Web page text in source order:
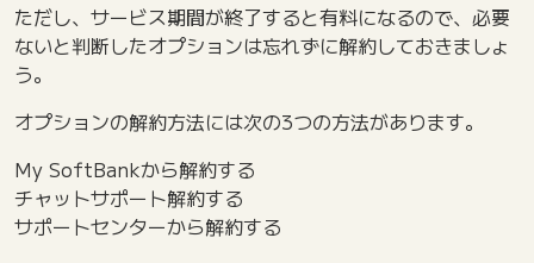
ただし、サービス期間が終了すると有料になるので、必要
ないと判断したオプションは忘れずに解約しておきましょ
う。
オプションの解約方法には次の3つの方法があります。
My SoftBankから解約する
チャットサポート解約する
サポートセンターから解約する